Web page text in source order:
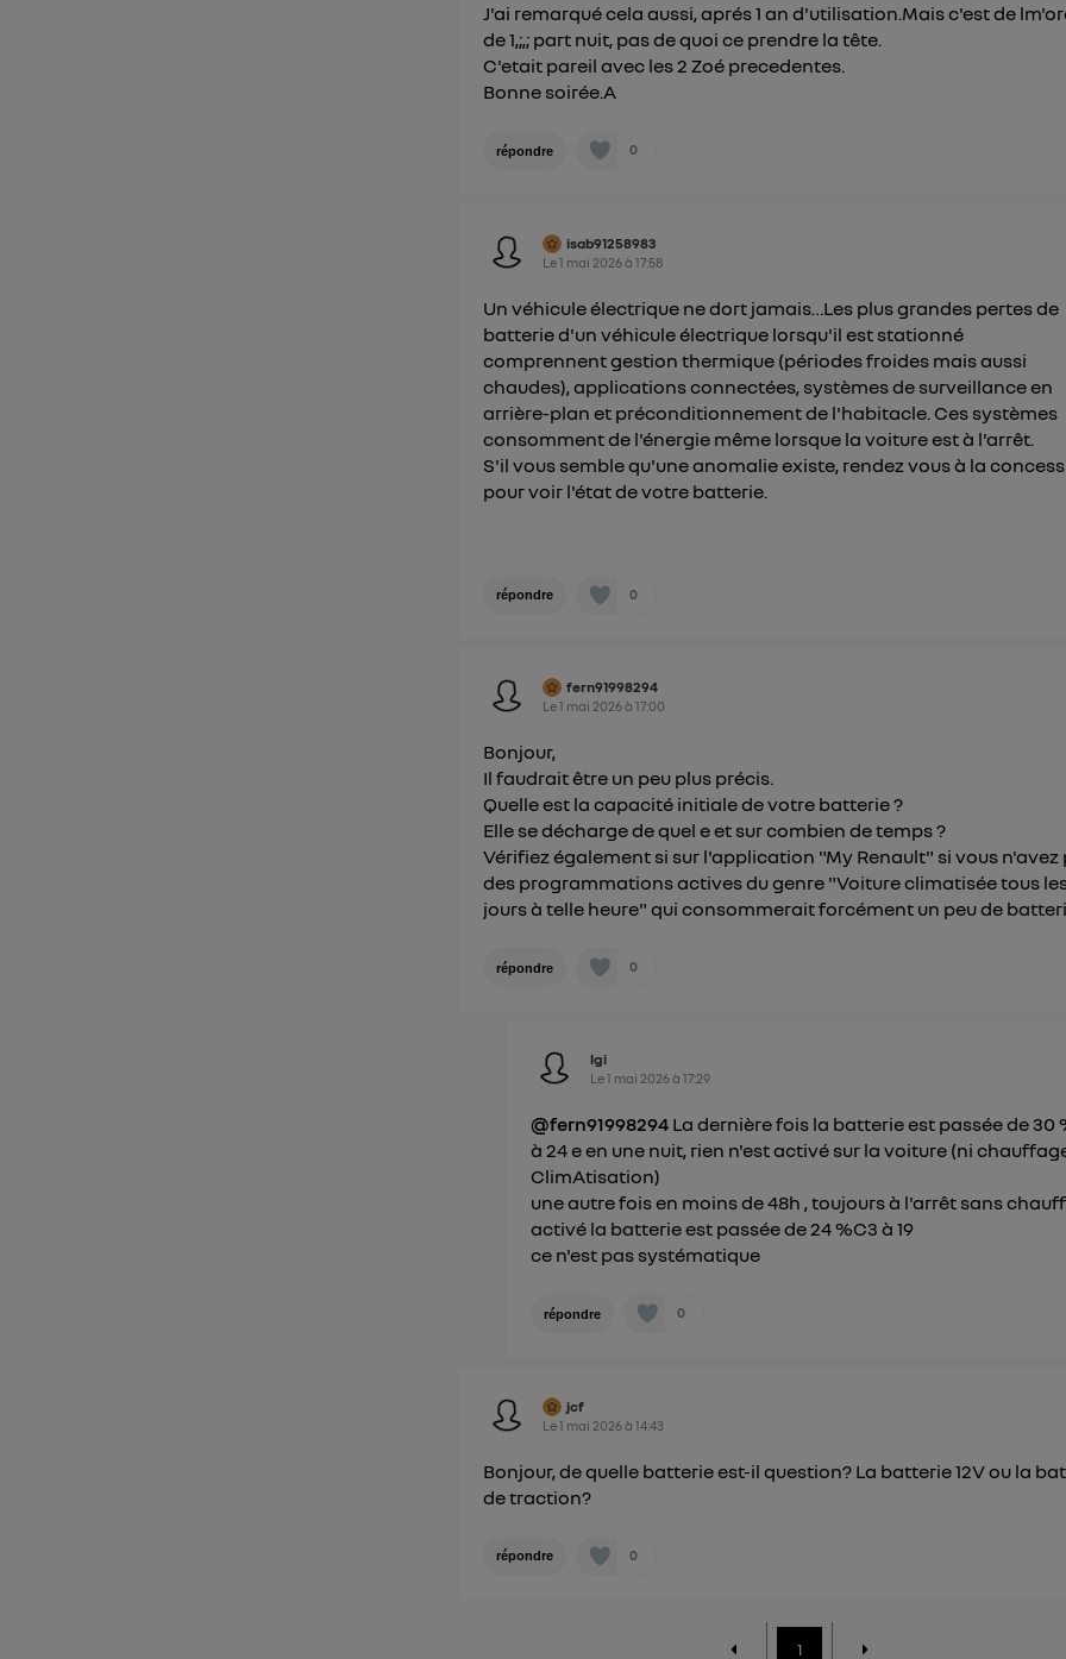
J'ai remarqué cela aussi, aprés 1 an d'utilisation.Mais c'est de
de 1,;,; part nuit, pas de quoi ce prendre la tête.
C'etait pareil avec les 2 Zoé precedentes.
Bonne soirée.A
répondre 0
isab91258983
Le1 mai 2026à17:58
Un véhicule électrique ne dort jamais…Les plus grandes pertes de
batterie d'un véhicule électrique lorsqu'il est stationné
comprennent gestion thermique (périodes froides mais aussi
chaudes), applications connectées, systèmes de surveillance en
arrière-plan et préconditionnement de l'habitacle. Ces systèmes
consomment de l'énergie même lorsque la voiture est à l'arrêt.
S'il vous semble qu'une anomalie existe, rendez vous à la
pour voir l'état de votre batterie.
répondre 0
fern91998294
Le1 mai 2026à17:00
Bonjour,
Il faudrait être un peu plus précis.
Quelle est la capacité initiale de votre batterie ?
Elle se décharge de quel e et sur combien de temps ?
Vérifiez également si sur l'application "My Renault" si vous n'avez
des programmations actives du genre "Voiture climatisée tous
jours à telle heure" qui consommerait forcément un peu de
répondre 0
lgi
Le1 mai 2026à17:29
@fern91998294 La dernière fois la batterie est passée de 30
à 24 e en une nuit, rien n'est activé sur la voiture (ni
ClimAtisation)
une autre fois en moins de 48h , toujours à l'arrêt sans
activé la batterie est passée de 24 %C3 à 19
ce n'est pas systématique
répondre 0
jcf
Le1 mai 2026à14:43
Bonjour, de quelle batterie est-il question? La batterie 12V ou la
de traction?
répondre 0
1